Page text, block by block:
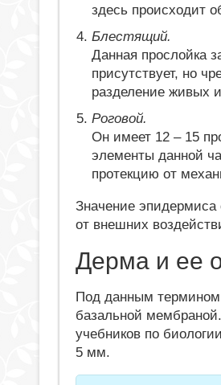
здесь происходит
Блестящий.
Данная прослойка
присутствует, но
разделение живых
Роговой.
Он имеет 12 – 15
элементы данной
протекцию от
Значение
от внешних
Дерма и ее
Под данным термином
базальной
учебников по
5 мм.